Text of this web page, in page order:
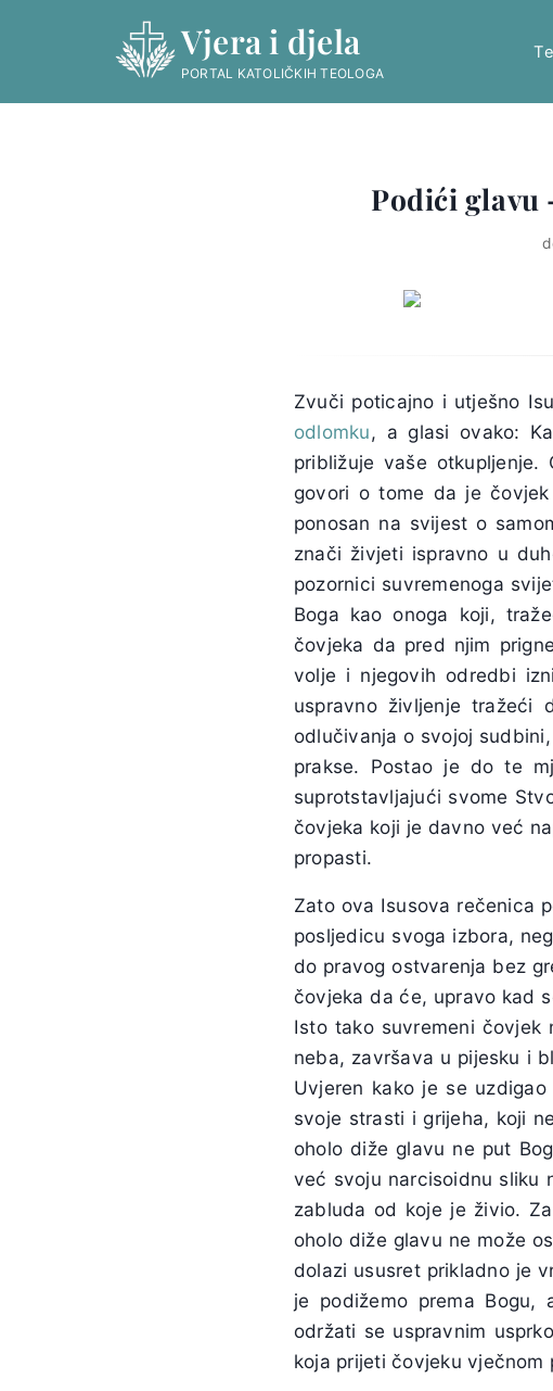
Vjera i djela
PORTAL KATOLIČKIH TEOLOGA
Podići glavu
Zvuči poticajno i utješno
odlomku, a glasi ovako:
približuje vaše
govori o tome da je
ponosan na svijest o
znači živjeti ispravno u
pozornici suvremenoga
Boga kao onoga koji,
čovjeka da pred njim
volje i njegovih odredbi
uspravno življenje tražeći
odlučivanja o svojoj
prakse. Postao je do te
suprotstavljajući svome
čovjeka koji je davno već
propasti.
Zato ova Isusova rečenica
posljedicu svoga izbora,
do pravog ostvarenja bez
čovjeka da će, upravo kad
Isto tako suvremeni čovjek
neba, završava u pijesku i
Uvjeren kako je se
svoje strasti i grijeha, koji
oholo diže glavu ne put
već svoju narcisoidnu sliku
zabluda od koje je živio.
oholo diže glavu ne može
dolazi ususret prikladno je
je podižemo prema
održati se uspravnim
koja prijeti čovjeku vječnom